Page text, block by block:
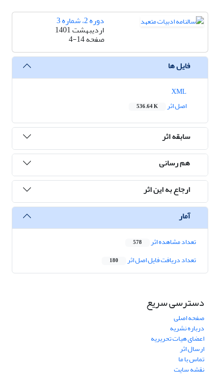
دوره 2، شماره 3
اردیبهشت 1401
صفحه4-14
فایل ها
اصل اثر
536.64 K
سابقه اثر
هم رسانی
ارجاع به این اثر
آمار
تعداد مشاهده اثر 578
تعداد دریافت فایل اصل اثر 180
دسترسی سریع
صفحه اصلی
درباره نشریه
اعضای هیات تحریریه
ارسال اثر
تماس با ما
نقشه سایت